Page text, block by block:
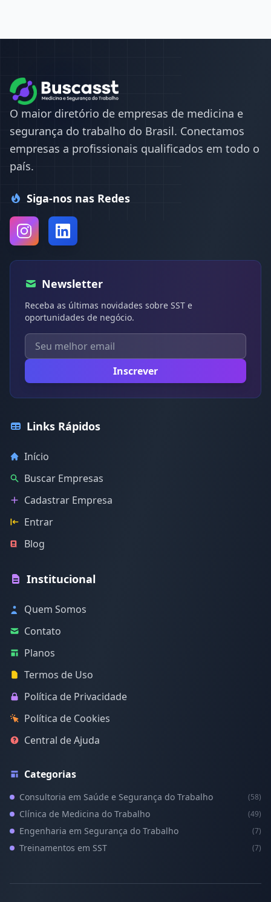
O maior diretório de empresas de medicina e
segurança do trabalho do Brasil. Conectamos
empresas a profissionais qualificados em todo o
país.
Siga-nos nas Redes
Newsletter
Receba as últimas novidades sobre SST e
oportunidades de negócio.
Inscrever
Links Rápidos
Início
Buscar Empresas
Cadastrar Empresa
Entrar
Blog
Institucional
Quem Somos
Contato
Planos
Termos de Uso
Política de Privacidade
Política de Cookies
Central de Ajuda
Categorias
Consultoria em Saúde e Segurança do Trabalho (58)
Clínica de Medicina do Trabalho (49)
Engenharia em Segurança do Trabalho (7)
Treinamentos em SST (7)